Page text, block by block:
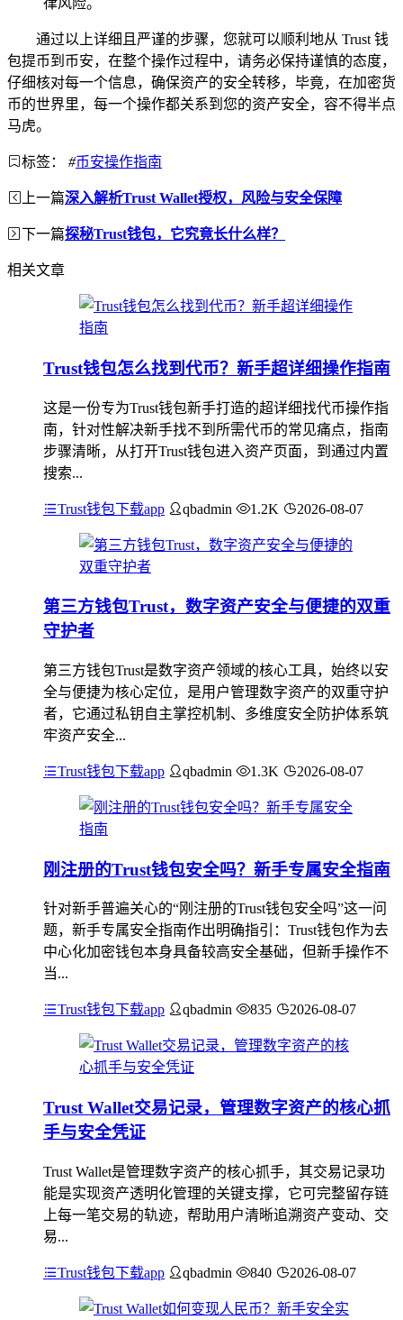
律风险。
通过以上详细且严谨的步骤，您就可以顺利地从 Trust 钱
包提币到币安，在整个操作过程中，请务必保持谨慎的态度，
仔细核对每一个信息，确保资产的安全转移，毕竟，在加密货
币的世界里，每一个操作都关系到您的资产安全，容不得半点
马虎。
标签： #币安操作指南
上一篇深入解析Trust Wallet授权，风险与安全保障
下一篇探秘Trust钱包，它究竟长什么样？
相关文章
Trust钱包怎么找到代币？新手超详细操作指南
这是一份专为Trust钱包新手打造的超详细找代币操作指
南，针对性解决新手找不到所需代币的常见痛点，指南
步骤清晰，从打开Trust钱包进入资产页面，到通过内置
搜索...
Trust钱包下载app qbadmin 1.2K 2026-08-07
第三方钱包Trust，数字资产安全与便捷的双重
守护者
第三方钱包Trust是数字资产领域的核心工具，始终以安
全与便捷为核心定位，是用户管理数字资产的双重守护
者，它通过私钥自主掌控机制、多维度安全防护体系筑
牢资产安全...
Trust钱包下载app qbadmin 1.3K 2026-08-07
刚注册的Trust钱包安全吗？新手专属安全指南
针对新手普遍关心的“刚注册的Trust钱包安全吗”这一问
题，新手专属安全指南作出明确指引：Trust钱包作为去
中心化加密钱包本身具备较高安全基础，但新手操作不
当...
Trust钱包下载app qbadmin 835 2026-08-07
Trust Wallet交易记录，管理数字资产的核心抓
手与安全凭证
Trust Wallet是管理数字资产的核心抓手，其交易记录功
能是实现资产透明化管理的关键支撑，它可完整留存链
上每一笔交易的轨迹，帮助用户清晰追溯资产变动、交
易...
Trust钱包下载app qbadmin 840 2026-08-07